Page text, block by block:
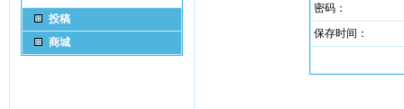
投稿
商城
密码：
保存时间：